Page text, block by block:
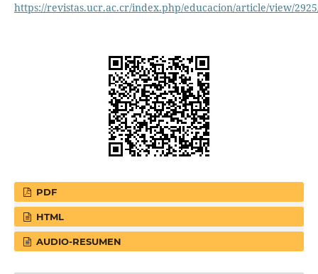
https://revistas.ucr.ac.cr/index.php/educacion/article/view/
PDF
HTML
AUDIO-RESUMEN